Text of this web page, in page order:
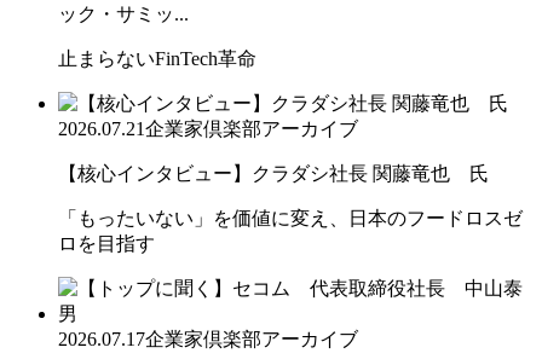
ック・サミッ...
止まらないFinTech革命
2026.07.21企業家倶楽部アーカイブ
【核心インタビュー】クラダシ社長 関藤竜也 氏
「もったいない」を価値に変え、日本のフードロスゼ
ロを目指す
2026.07.17企業家倶楽部アーカイブ